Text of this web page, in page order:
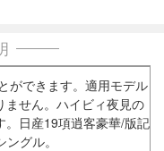
ができます。適用モデル
ません。ハイビィ夜見の
。日産19項逍客豪華/版記
グル。